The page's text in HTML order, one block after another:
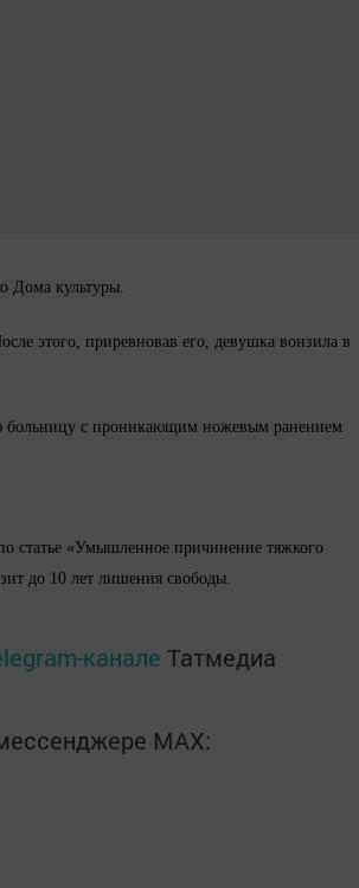
Дома культуры.
этого, приревновав его, девушка вонзила в
больницу с проникающим ножевым ранением
статье «Умышленное причинение тяжкого
до 10 лет лишения свободы.
канале Татмедиа
MАХ: